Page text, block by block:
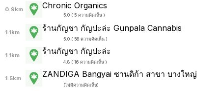
0.9km Chronic Organics
5.0 ( 5 ความคิดเห็น )
1.1km ร้านกัญชา กัญปะล่ะ Gunpala Cannabis
5.0 ( 56 ความคิดเห็น )
1.1km ร้านกัญชา กัญปะล่ะ
4.8 ( 16 ความคิดเห็น )
1.5km ZANDIGA Bangyai ซานดิก้า สาขา บางใหญ่
(ไม่มีความคิดเห็น)